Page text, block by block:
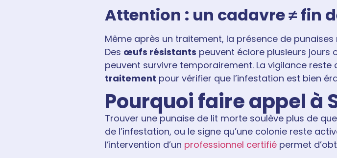
Attention : un cadavre ≠ fin
Même après un traitement, la présence de
Des œufs résistants peuvent éclore plusieurs jours
peuvent survivre temporairement. La vigilance reste
traitement pour vérifier que l’infestation est bien
Pourquoi faire appel à
Trouver une punaise de lit morte soulève plus de
de l’infestation, ou le signe qu’une colonie reste
l’intervention d’un professionnel certifié permet